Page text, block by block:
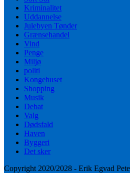
Kriminalitet
Uddannelse
Julebyen Tønder
Grænsehandel
Vind
Penge
Miljø
politi
Kongehuset
Shopping
Musik
Debat
Valg
Dødsfald
Haven
Byggeri
Det sker
Copyright 2020/2028 - Erik Egvad